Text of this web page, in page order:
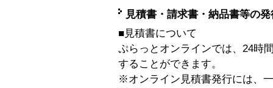
見積書・請求書・納品書等の
■見積書について
ぷらっとオンラインでは、24時
することができます。
※オンライン見積書発行には、